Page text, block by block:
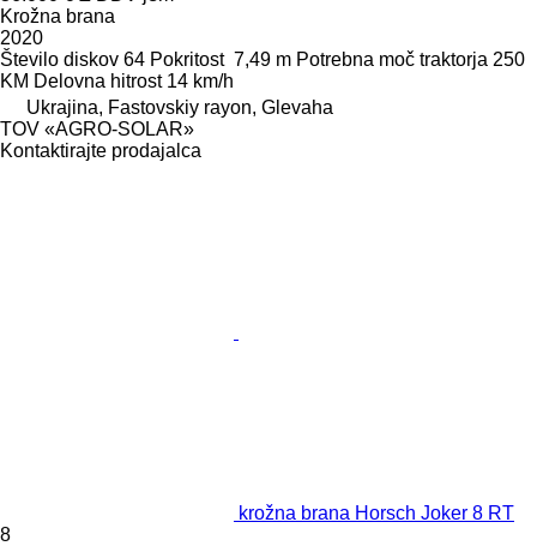
Krožna brana
2020
Število diskov 64 Pokritost 7,49 m Potrebna moč traktorja 250
KM Delovna hitrost 14 km/h
Ukrajina, Fastovskiy rayon, Glevaha
TOV «AGRO-SOLAR»
Kontaktirajte prodajalca
krožna brana Horsch Joker 8 RT
8